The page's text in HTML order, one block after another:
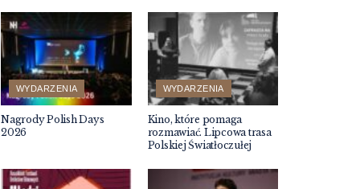
WYDARZENIA
Nagrody Polish Days
2026
WYDARZENIA
Kino, które pomaga
rozmawiać. Lipcowa trasa
Polskiej Światłoczułej